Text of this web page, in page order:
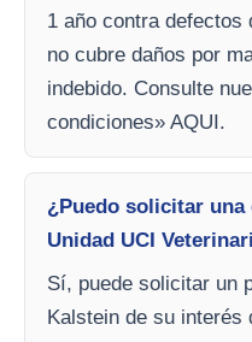
1 año contra defectos
no cubre daños por
indebido. Consulte
condiciones» AQUI.
¿Puedo solicitar
Unidad UCI
Sí, puede solicitar un
Kalstein de su interés